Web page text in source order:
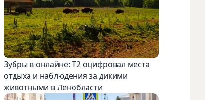
Зубры в онлайне: Т2 оцифровал места
отдыха и наблюдения за дикими
животными в Ленобласти